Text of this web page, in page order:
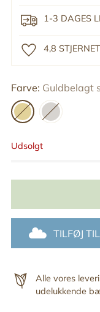
1-3 DAGES
4,8
Farve: Guldbelagt
Udsolgt
TILFØJ
Alle vores
udelukkende